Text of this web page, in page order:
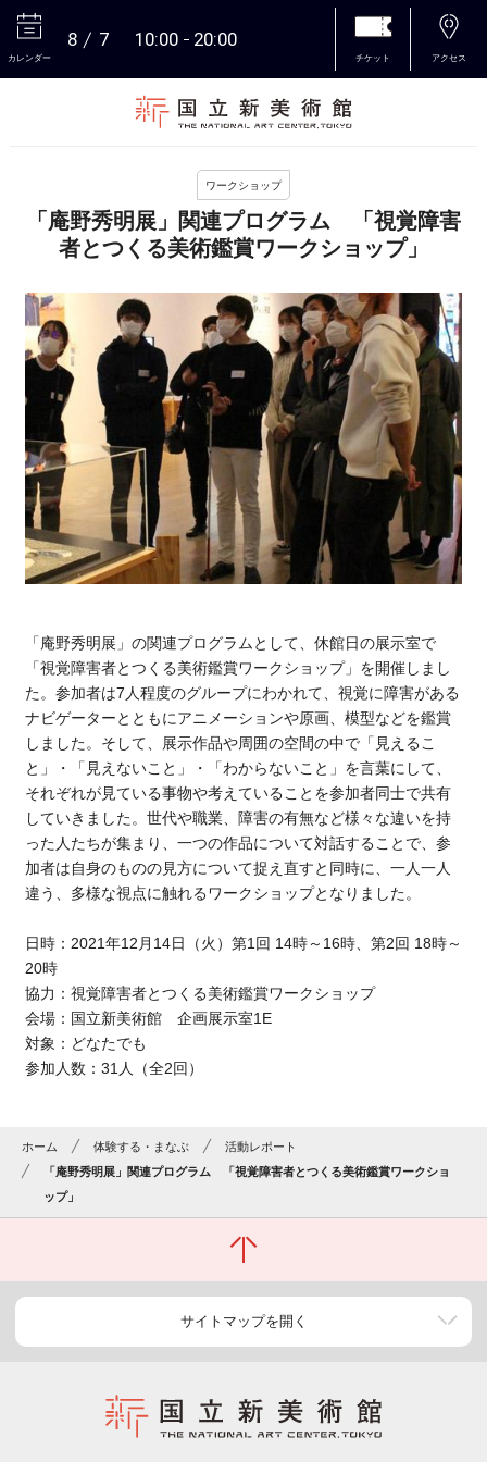
カレンダー
8 7 10:00 20:00
チケット アクセス
ワークショップ
「庵野秀明展」関連プログラム 「視覚障害
者とつくる美術鑑賞ワークショップ」
「庵野秀明展」の関連プログラムとして、休館日の展示室で
「視覚障害者とつくる美術鑑賞ワークショップ」を開催しまし
た。参加者は7人程度のグループにわかれて、視覚に障害がある
ナビゲーターとともにアニメーションや原画、模型などを鑑賞
しました。そして、展示作品や周囲の空間の中で「見えるこ
と」・「見えないこと」・「わからないこと」を言葉にして、
それぞれが見ている事物や考えていることを参加者同士で共有
していきました。世代や職業、障害の有無など様々な違いを持
った人たちが集まり、一つの作品について対話することで、参
加者は自身のものの見方について捉え直すと同時に、一人一人
違う、多様な視点に触れるワークショップとなりました。
日時：2021年12月14日（火）第1回 14時～16時、第2回 18時～
20時
協力：視覚障害者とつくる美術鑑賞ワークショップ
会場：国立新美術館 企画展示室1E
対象：どなたでも
参加人数：31人（全2回）
ホーム 体験する・まなぶ
活動レポート
「庵野秀明展」関連プログラム 「視覚障害者とつくる美術鑑賞ワークショ
ップ」
サイトマップを開く